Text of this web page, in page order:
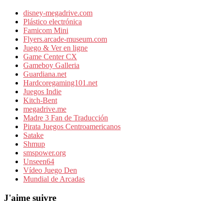
disney-megadrive.com
Plástico electrónica
Famicom Mini
Flyers.arcade-museum.com
Juego & Ver en ligne
Game Center CX
Gameboy Galleria
Guardiana.net
Hardcoregaming101.net
Juegos Indie
Kitch-Bent
megadrive.me
Madre 3 Fan de Traducción
Pirata Juegos Centroamericanos
Satake
Shmup
smspower.org
Unseen64
Vídeo Juego Den
Mundial de Arcadas
J'aime suivre